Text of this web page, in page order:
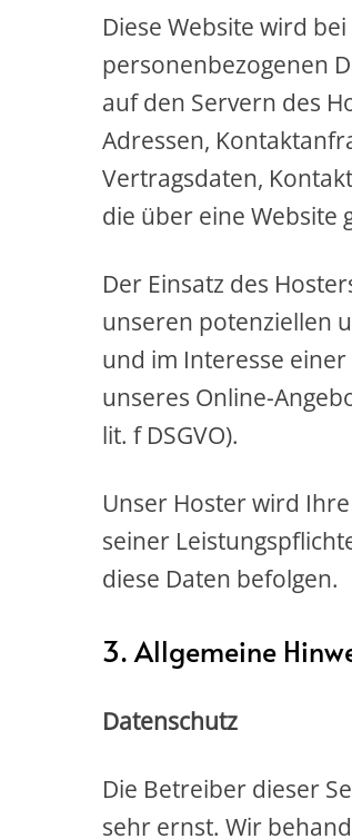
Diese Website wird
personenbezogenen
auf den Servern des
Adressen,
Vertragsdaten,
die über eine Website
Der Einsatz des
unseren potenziellen
und im Interesse
unseres Online-
lit. f DSGVO).
Unser Hoster wird
seiner
diese Daten befolgen.
3. Allgemeine
Datenschutz
Die Betreiber dieser
sehr ernst. Wir